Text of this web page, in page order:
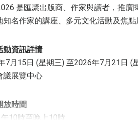
是匯聚出版商、作家與讀者，推廣
知名作家的講座、多元文化活動及焦
動資訊詳情
7月15日 (星期三) 至2026年7月21日 (
議展覽中心
放時間
10時至晚上10時